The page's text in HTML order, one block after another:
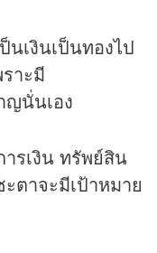
นเงินเป็นทองไป
าะมี
ญนั่นเอง
รเงิน ทรัพย์สิน
ตาจะมีเป้าหมาย